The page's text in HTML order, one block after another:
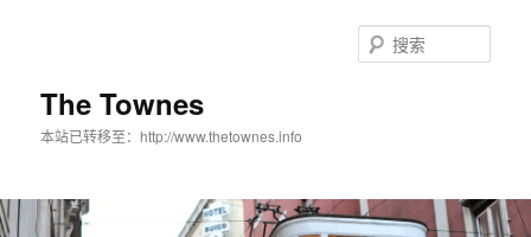
The Townes
本站已转移至：http://www.thetownes.info
索